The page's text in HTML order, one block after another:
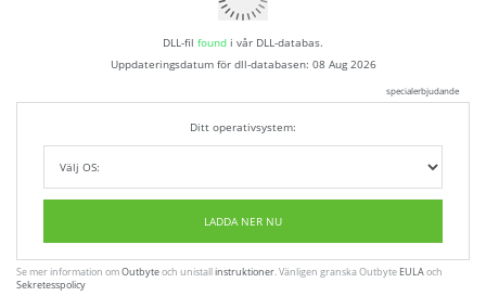
DLL-fil found i vår DLL-databas.
Uppdateringsdatum för dll-databasen: 08 Aug 2026
specialerbjudande
Ditt operativsystem:
LADDA NER NU
Se mer information omOutbyteoch unistallinstruktioner. Vänligen granska Outbyte EULAoch
Sekretesspolicy